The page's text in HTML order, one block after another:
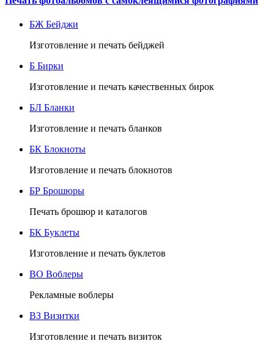
БЖ Бейджи
Изготовление и печать бейджей
Б Бирки
Изготовление и печать качественных бирок
БЛ Бланки
Изготовление и печать бланков
БК Блокноты
Изготовление и печать блокнотов
БР Брошюры
Печать брошюр и каталогов
БК Буклеты
Изготовление и печать буклетов
ВО Воблеры
Рекламные воблеры
ВЗ Визитки
Изготовление и печать визиток